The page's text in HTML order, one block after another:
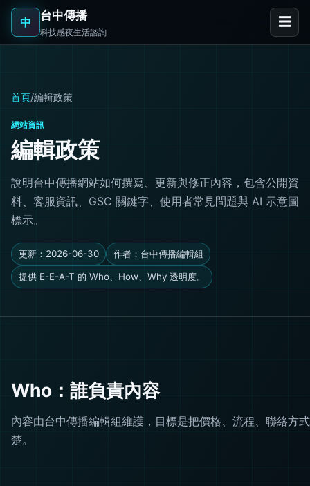
中 台中傳播
科技感夜生活諮詢
☰
首頁/編輯政策
網站資訊
編輯政策
說明台中傳播網站如何撰寫、更新與修正內容，包含公開資
料、客服資訊、GSC 關鍵字、使用者常見問題與 AI 示意圖
標示。
更新：2026-06-30 作者：台中傳播編輯組
提供 E-E-A-T 的 Who、How、Why 透明度。
Who：誰負責內容
內容由台中傳播編輯組維護，目標是把價格、流程、聯絡方
楚。